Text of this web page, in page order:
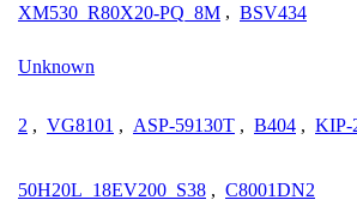
XM530_R80X20-PQ_8M , BSV434
Unknown
2 , VG8101 , ASP-59130T , B404 , KIP-
50H20L_18EV200_S38 , C8001DN2